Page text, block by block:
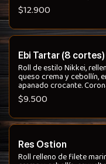
una leche de tigre
$12.900
Ebi Tartar (8 cortes)
Roll de estilo Nikkei,
queso crema y cebollín,
apanado crocante.
de camarón leve picante,
sésamo y ciboulette . Una combinación
crujiente y sabor.
$9.500
Res Ostion
Roll relleno de filete